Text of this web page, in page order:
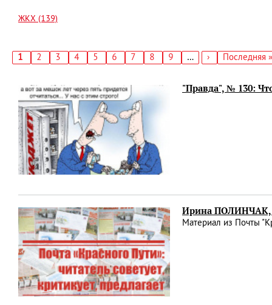
ЖКХ (139)
Текущая
1 Страница
2 Страница
3 Страница
4 Страница
5 Страница
6 Страница
7 Страница
8 Страница
9 …
Следующая
›
Последняя
Последняя »
"Правда", № 130:
Ирина ПОЛИНЧАК,
Материал из Почты